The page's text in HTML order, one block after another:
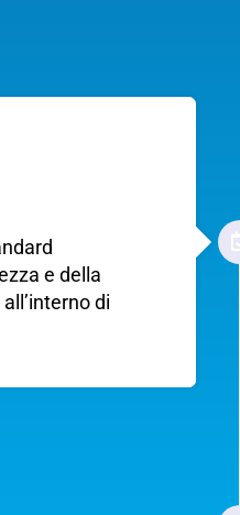
e della
di